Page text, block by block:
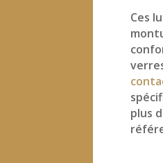
Ces
plus